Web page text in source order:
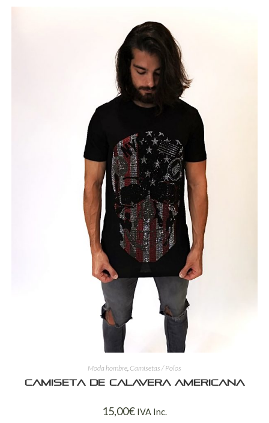
Moda hombre, Camisetas / Polos
Camiseta de calavera americana
15,00€ IVA Inc.